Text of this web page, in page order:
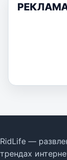
RidLife —
трендах